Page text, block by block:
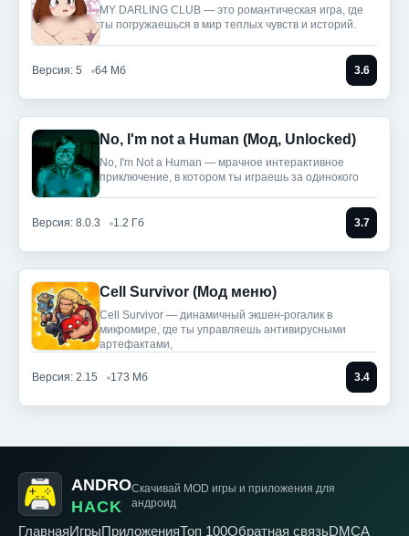
MY DARLING CLUB — это романтическая игра, где
ты погружаешься в мир теплых чувств и историй.
Версия: 5 64 Мб 3.6
No, I'm not a Human (Мод, Unlocked)
No, I'm Not a Human — мрачное интерактивное
приключение, в котором ты играешь за одинокого
Версия: 8.0.3 1.2 Гб 3.7
Cell Survivor (Мод меню)
Cell Survivor — динамичный экшен-рогалик в
микромире, где ты управляешь антивирусными
артефактами,
Версия: 2.15 173 Мб 3.4
ANDRO
HACK
Скачивай MOD игры и приложения для
андроид
ГлавнаяИгрыПриложенияТоп 100Обратная связьDMCA